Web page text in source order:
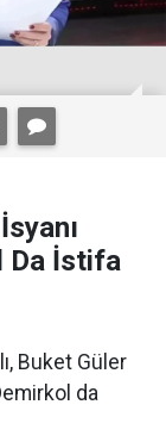
Da İstifa
Buket Güler
da